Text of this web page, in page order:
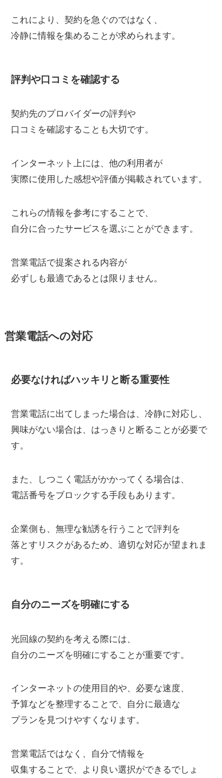
これにより、契約を急ぐのではなく、
冷静に情報を集めることが求められます。
評判や口コミを確認する
契約先のプロバイダーの評判や
口コミを確認することも大切です。
インターネット上には、他の利用者が
実際に使用した感想や評価が掲載されています。
これらの情報を参考にすることで、
自分に合ったサービスを選ぶことができます。
営業電話で提案される内容が
必ずしも最適であるとは限りません。
営業電話への対応
必要なければハッキリと断る重要性
営業電話に出てしまった場合は、冷静に対応し、
興味がない場合は、はっきりと断ることが必要で
す。
また、しつこく電話がかかってくる場合は、
電話番号をブロックする手段もあります。
企業側も、無理な勧誘を行うことで評判を
落とすリスクがあるため、適切な対応が望まれま
す。
自分のニーズを明確にする
光回線の契約を考える際には、
自分のニーズを明確にすることが重要です。
インターネットの使用目的や、必要な速度、
予算などを整理することで、自分に最適な
プランを見つけやすくなります。
営業電話ではなく、自分で情報を
収集することで、より良い選択ができるでしょ